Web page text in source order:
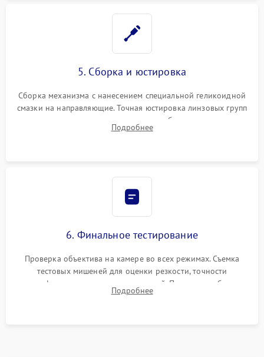
5. Сборка и юстировка
Сборка механизма с нанесением специальной геликоидной
смазки на направляющие. Точная юстировка линзовых групп
программным или механическим способом для устранения
бэк
Подробнее
6. Финальное тестирование
Проверка объектива на камере во всех режимах. Съемка
тестовых мишеней для оценки резкости, точности
автофокуса и отсутствия искажений. Проверка работы
диафрагмы на закрытых значениях и тестирование
Подробнее